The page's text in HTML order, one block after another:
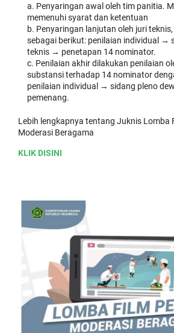
a. Penyaringan awal oleh tim panitia.
memenuhi syarat dan ketentuan
b. Penyaringan lanjutan oleh juri
sebagai berikut: penilaian individual →
teknis → penetapan 14 nominator.
c. Penilaian akhir dilakukan penilaian
substansi terhadap 14 nominator
penilaian individual → sidang pleno
pemenang.
Lebih lengkapnya tentang Juknis Lomba
Moderasi Beragama
KLIK DISINI